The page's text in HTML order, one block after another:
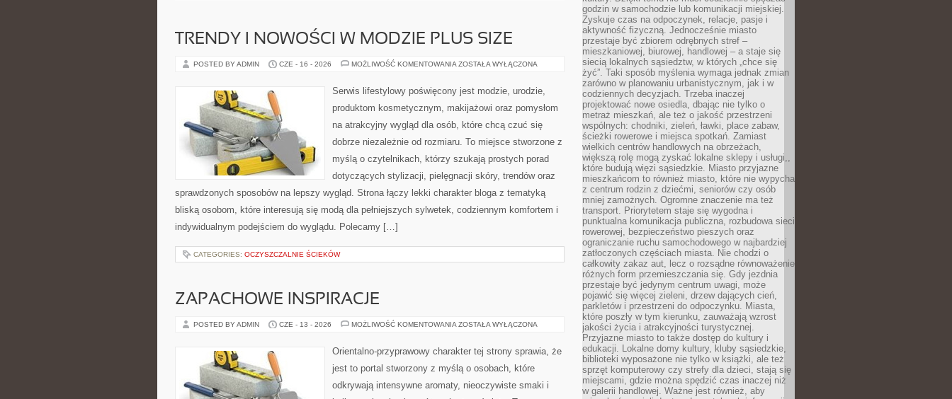
TRENDY I NOWOŚCI W MODZIE PLUS SIZE
POSTED BY ADMIN CZE - 16 - 2026 MOŻLIWOŚĆ KOMENTOWANIA TRENDY
W
MODZIE
SIZE
ZOSTAŁA WYŁĄCZONA
Serwis lifestylowy poświęcony jest modzie, urodzie,
produktom kosmetycznym, makijażowi oraz pomysłom
na atrakcyjny wygląd dla osób, które chcą czuć się
dobrze niezależnie od rozmiaru. To miejsce stworzone z
myślą o czytelnikach, którzy szukają prostych porad
dotyczących stylizacji, pielęgnacji skóry, trendów oraz
sprawdzonych sposobów na lepszy wygląd. Strona łączy lekki charakter bloga z tematyką
bliską osobom, które interesują się modą dla pełniejszych sylwetek, codziennym komfortem i
indywidualnym podejściem do wyglądu. Polecamy […]
CATEGORIES: OCZYSZCZALNIE ŚCIEKÓW
ZAPACHOWE INSPIRACJE
POSTED BY ADMIN CZE - 13 - 2026 MOŻLIWOŚĆ KOMENTOWANIA ZAPACHOWE
ZOSTAŁA WYŁĄCZONA
Orientalno-przyprawowy charakter tej strony sprawia, że
jest to portal stworzony z myślą o osobach, które
odkrywają intensywne aromaty, nieoczywiste smaki i
godzin w samochodzie lub komunikacji miejskiej.
Zyskuje czas na odpoczynek, relacje, pasje i
aktywność fizyczną. Jednocześnie miasto
przestaje być zbiorem odrębnych stref –
mieszkaniowej, biurowej, handlowej – a staje się
siecią lokalnych sąsiedztw, w których „chce się
żyć”. Taki sposób myślenia wymaga jednak zmian
zarówno w planowaniu urbanistycznym, jak i w
codziennych decyzjach. Trzeba inaczej
projektować nowe osiedla, dbając nie tylko o
metraż mieszkań, ale też o jakość przestrzeni
wspólnych: chodniki, zieleń, ławki, place zabaw,
ścieżki rowerowe i miejsca spotkań. Zamiast
wielkich centrów handlowych na obrzeżach,
większą rolę mogą zyskać lokalne sklepy i usługi,,
które budują więzi sąsiedzkie. Miasto przyjazne
mieszkańcom to również miasto, które nie wypycha
z centrum rodzin z dziećmi, seniorów czy osób
mniej zamożnych. Ogromne znaczenie ma też
transport. Priorytetem staje się wygodna i
punktualna komunikacja publiczna, rozbudowa sieci
rowerowej, bezpieczeństwo pieszych oraz
ograniczanie ruchu samochodowego w najbardziej
zatłoczonych częściach miasta. Nie chodzi o
całkowity zakaz aut, lecz o rozsądne równoważenie
różnych form przemieszczania się. Gdy jezdnia
przestaje być jedynym centrum uwagi, może
pojawić się więcej zieleni, drzew dających cień,
parkletów i przestrzeni do odpoczynku. Miasta,
które poszły w tym kierunku, zauważają wzrost
jakości życia i atrakcyjności turystycznej.
Przyjazne miasto to także dostęp do kultury i
edukacji. Lokalne domy kultury, kluby sąsiedzkie,
biblioteki wyposażone nie tylko w książki, ale też
sprzęt komputerowy czy strefy dla dzieci, stają się
miejscami, gdzie można spędzić czas inaczej niż
w galerii handlowej. Ważne jest również, aby